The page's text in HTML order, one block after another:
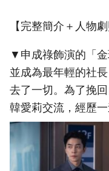
【完整簡介＋人物劇
▼申成祿飾演的「
並成為最年輕的社
去了一切。為了挽
韓愛莉交流，經歷